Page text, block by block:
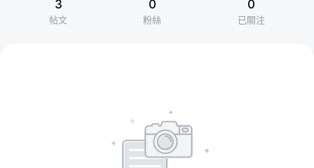
3
帖文
0
粉絲
0
已關注